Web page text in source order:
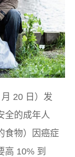
20 日）发
全的成年人
食物）因癌症
高 10% 到